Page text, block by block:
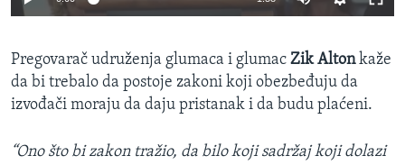
Pregovarač udruženja glumaca i glumac Zik Altonkaže
da bi trebalo da postoje zakoni koji obezbeđuju da
izvođači moraju da daju pristanak i da budu plaćeni.
“Ono što bi zakon tražio, da bilo koji sadržaj koji dolazi